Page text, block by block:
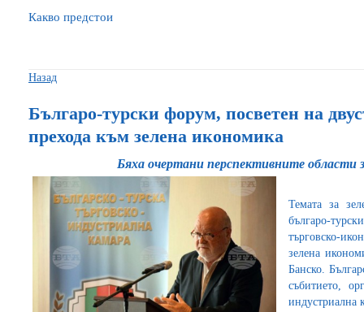
Какво предстои
Назад
Българо-турски форум, посветен на
прехода към зелена икономика
Бяха очертани перспективните области
Темата за
българо-
търговско-
зелена
Банско.
събитието,
индустриална